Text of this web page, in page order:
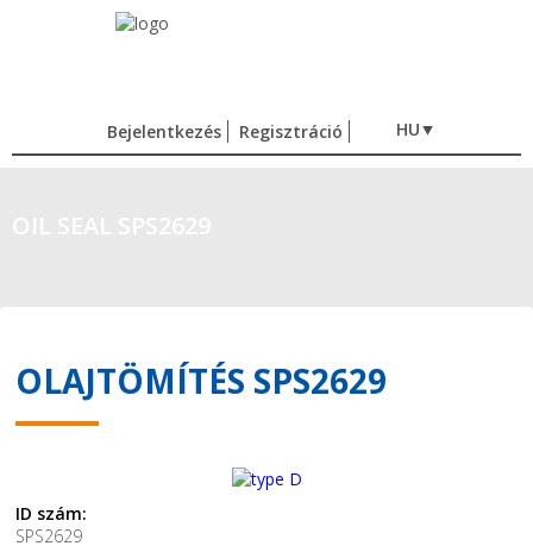
Bejelentkezés Regisztráció HU
OLAJTÖMÍTÉS SPS2629
ID szám:
SPS2629